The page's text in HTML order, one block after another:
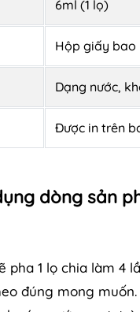
6ml (1 lọ)
Hộp giấy bao
Dạng nước,
Được in trên
dòng sản
pha 1 lọ chia làm 4
đúng mong